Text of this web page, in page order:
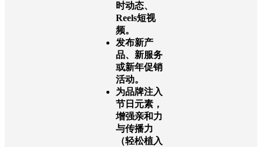
时动态、
Reels短视
频。
发布新产
品、新服务
或新年促销
活动。
为品牌注入
节日元素，
增强亲和力
与传播力
（轻松植入